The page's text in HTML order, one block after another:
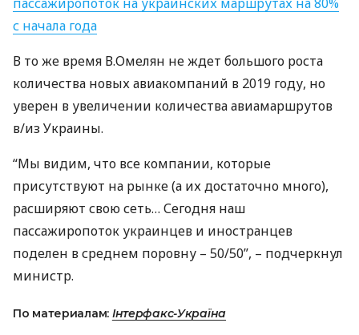
с начала года
В то же время В.Омелян не ждет большого роста
количества новых авиакомпаний в 2019 году, но
уверен в увеличении количества авиамаршрутов
в/из Украины.
“Мы видим, что все компании, которые
присутствуют на рынке (а их достаточно много),
расширяют свою сеть… Сегодня наш
пассажиропоток украинцев и иностранцев
поделен в среднем поровну – 50/50”, – подчеркнул
министр.
По материалам: Інтерфакс-Україна